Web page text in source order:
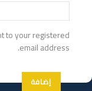
to your registered
email address.